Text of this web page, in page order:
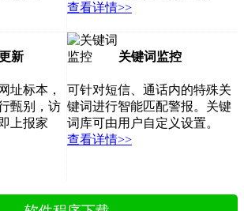
查看详情>>
新
址标本，
甄别，访
上报家
关键词监控
可针对短信、通话内的特殊关
键词进行智能匹配警报。关键
词库可由用户自定义设置。
查看详情>>